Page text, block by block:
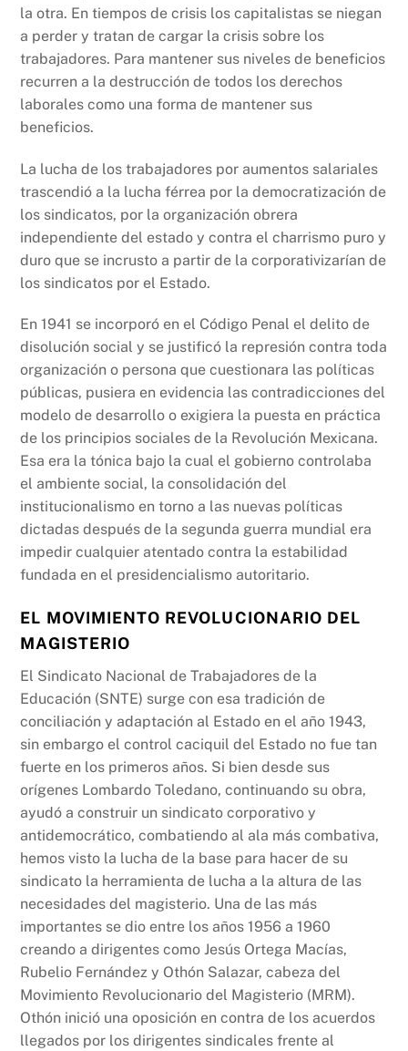
la otra. En tiempos de crisis los capitalistas se niegan
a perder y tratan de cargar la crisis sobre los
trabajadores. Para mantener sus niveles de beneficios
recurren a la destrucción de todos los derechos
laborales como una forma de mantener sus
beneficios.
La lucha de los trabajadores por aumentos salariales
trascendió a la lucha férrea por la democratización de
los sindicatos, por la organización obrera
independiente del estado y contra el charrismo puro y
duro que se incrusto a partir de la corporativizarían de
los sindicatos por el Estado.
En 1941 se incorporó en el Código Penal el delito de
disolución social y se justificó la represión contra toda
organización o persona que cuestionara las políticas
públicas, pusiera en evidencia las contradicciones del
modelo de desarrollo o exigiera la puesta en práctica
de los principios sociales de la Revolución Mexicana.
Esa era la tónica bajo la cual el gobierno controlaba
el ambiente social, la consolidación del
institucionalismo en torno a las nuevas políticas
dictadas después de la segunda guerra mundial era
impedir cualquier atentado contra la estabilidad
fundada en el presidencialismo autoritario.
EL MOVIMIENTO REVOLUCIONARIO DEL
MAGISTERIO
El Sindicato Nacional de Trabajadores de la
Educación (SNTE) surge con esa tradición de
conciliación y adaptación al Estado en el año 1943,
sin embargo el control caciquil del Estado no fue tan
fuerte en los primeros años. Si bien desde sus
orígenes Lombardo Toledano, continuando su obra,
ayudó a construir un sindicato corporativo y
antidemocrático, combatiendo al ala más combativa,
hemos visto la lucha de la base para hacer de su
sindicato la herramienta de lucha a la altura de las
necesidades del magisterio. Una de las más
importantes se dio entre los años 1956 a 1960
creando a dirigentes como Jesús Ortega Macías,
Rubelio Fernández y Othón Salazar, cabeza del
Movimiento Revolucionario del Magisterio (MRM).
Othón inició una oposición en contra de los acuerdos
llegados por los dirigentes sindicales frente al